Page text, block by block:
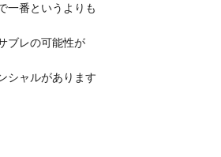
一番というよりも
ブレの可能性が
シャルがあります